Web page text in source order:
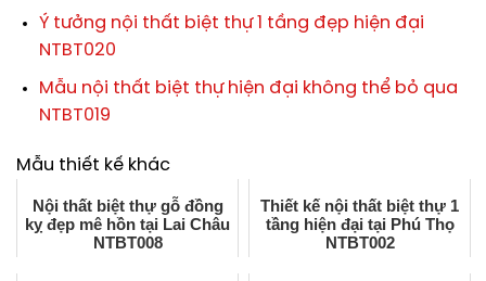
Ý tưởng nội thất biệt thự 1 tầng đẹp hiện đại
NTBT020
Mẫu nội thất biệt thự hiện đại không thể bỏ qua
NTBT019
Mẫu thiết kế khác
Nội thất biệt thự gỗ đồng
kỵ đẹp mê hồn tại Lai Châu
NTBT008
Thiết kế nội thất biệt thự 1
tầng hiện đại tại Phú Thọ
NTBT002